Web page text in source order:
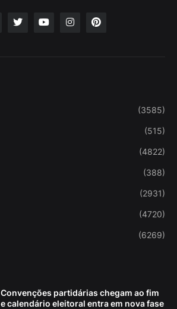
(3585)
(515)
(4822)
(388)
(2931)
(4720)
(6269)
Convenções partidárias chegam ao fim
e calendário eleitoral entra em nova fase